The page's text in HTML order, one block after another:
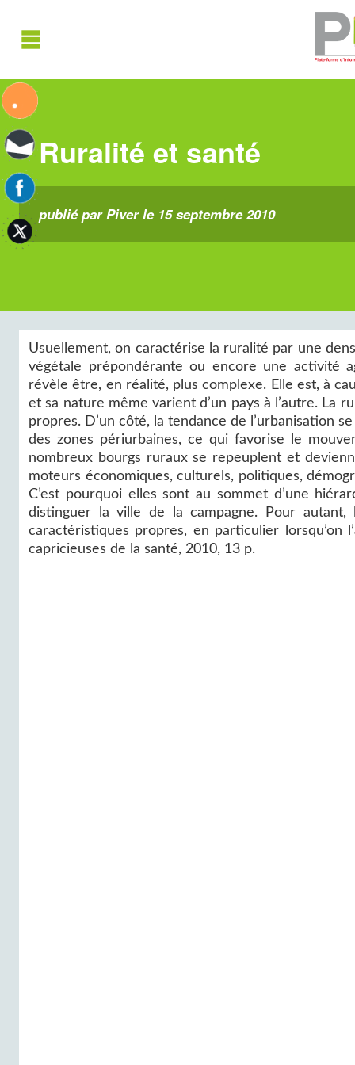
Ruralité et santé
publié par Piver le 15 septembre 2010
Usuellement, on caractérise la ruralité par une
végétale prépondérante ou encore une activité
révèle être, en réalité, plus complexe. Elle est, à
et sa nature même varient d’un pays à l’autre. La
propres. D’un côté, la tendance de l’urbanisation
des zones périurbaines, ce qui favorise le
nombreux bourgs ruraux se repeuplent et
moteurs économiques, culturels, politiques,
C’est pourquoi elles sont au sommet d’une
distinguer la ville de la campagne. Pour
caractéristiques propres, en particulier lorsqu’on
capricieuses de la santé, 2010, 13 p.